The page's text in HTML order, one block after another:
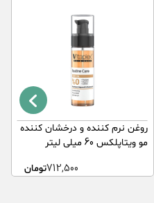
روغن نرم کننده و درخشان کننده
مو ویتاپلکس 60 میلی لیتر
712,500تومان